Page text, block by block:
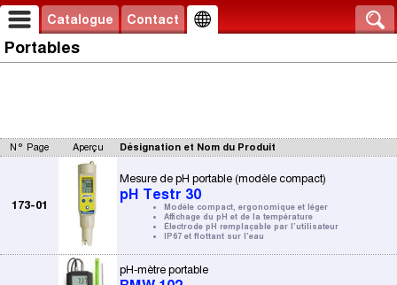
Catalogue Contact
Portables
N° Page Aperçu Désignation et Nom du Produit
173-01
Mesure de pH portable (modèle compact)
pH Testr 30
Modèle compact, ergonomique et léger
Affichage du pH et de la température
Électrode pH remplaçable par l’utilisateur
IP67 et flottant sur l'eau
pH-mètre portable